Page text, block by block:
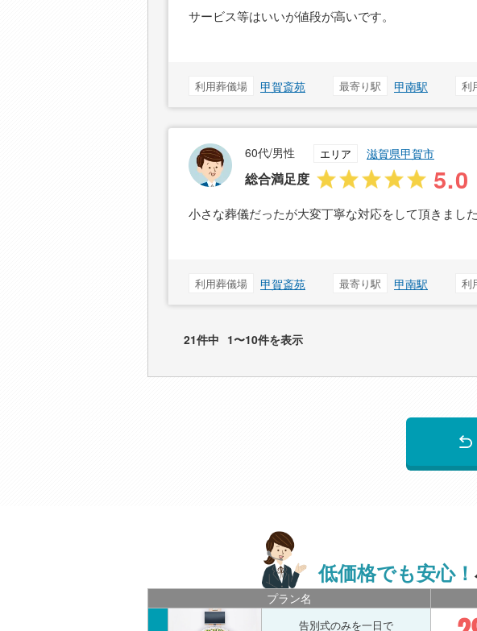
サービス等はいいが値段が高いです。
利用葬儀場 甲賀斎苑 最寄り駅 甲南駅 利
60代/男性 エリア 滋賀県甲賀市
総合満足度 5.0
小さな葬儀だったが大変丁寧な対応をして頂きまし
利用葬儀場 甲賀斎苑 最寄り駅 甲南駅 利
21件中 1〜10件を表示
低価格でも安心！
プラン名
告別式のみを一日で